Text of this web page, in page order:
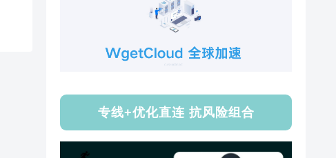
专线+优化直连 抗风险组合